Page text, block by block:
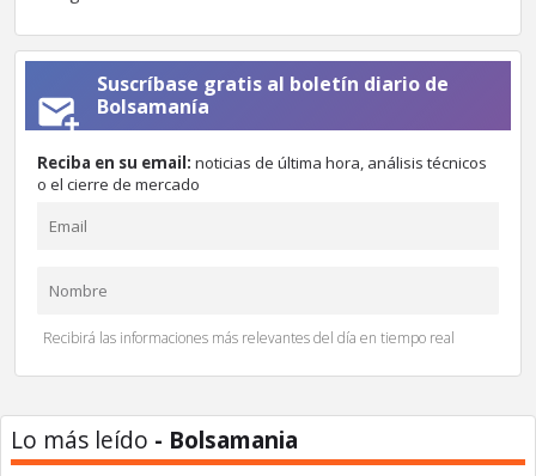
Suscríbase gratis al boletín diario de
Bolsamanía
Reciba en su email: noticias de última hora, análisis técnicos
o el cierre de mercado
Recibirá las informaciones más relevantes del día en tiempo real
Lo más leído - Bolsamania